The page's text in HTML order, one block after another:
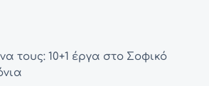
τους: 10+1 έργα στο Σοφικό